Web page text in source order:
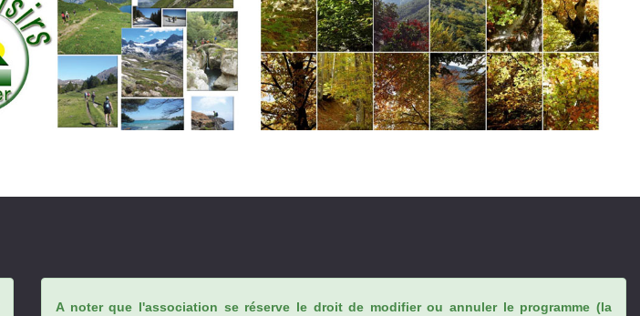
A noter que l'association se réserve le droit de modifier ou annuler le programme (la